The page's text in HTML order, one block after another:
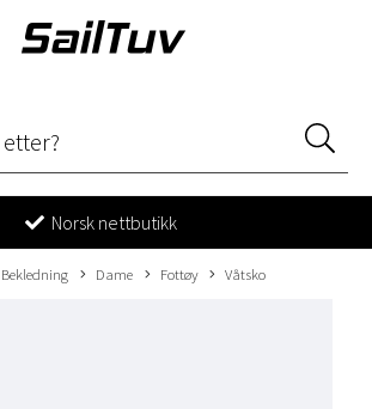
Norsk nettbutikk
Bekledning Dame Fottøy Våtsko